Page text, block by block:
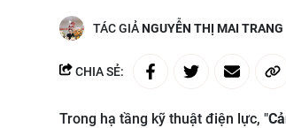
TÁC GIẢNGUYỄN THỊ MAI TRANG
CHIA SẺ:
Trong hạ tầng kỹ thuật điện lực, "